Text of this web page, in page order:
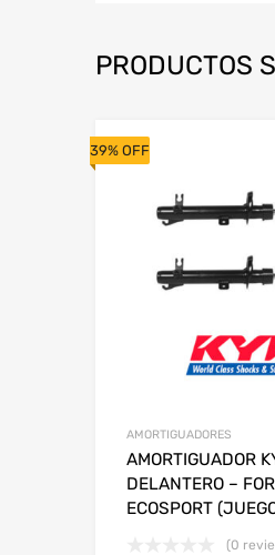
PRODUCTOS
39% OFF
AMORTIGUADORES
AMORTIGUADOR
DELANTERO –
ECOSPORT
(0